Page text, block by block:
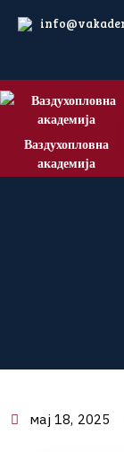
Ваздухопловна
академија
мај 18, 2025